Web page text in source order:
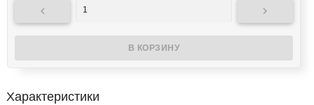
 
Характеристики